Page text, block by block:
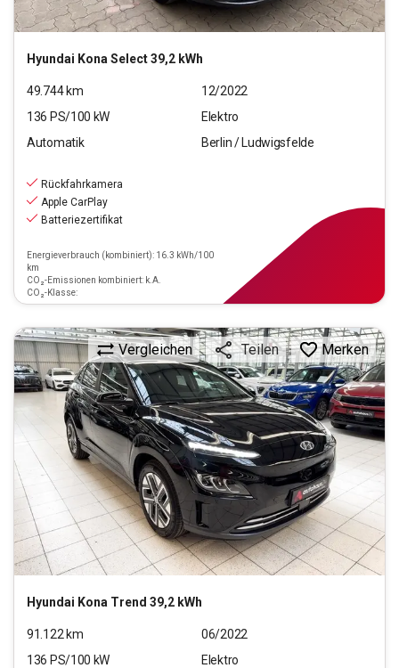
Hyundai Kona Select 39,2 kWh
49.744km
12/2022
136 PS/100 kW
Elektro
Automatik
Berlin / Ludwigsfelde
Rückfahrkamera
Apple CarPlay
Batteriezertifikat
Energieverbrauch (kombiniert): 16.3 kWh/100
km
CO₂-Emissionen kombiniert: k.A.
CO₂-Klasse:
Hyundai Kona Trend 39,2 kWh
Vergleichen Teilen Merken
91.122 km
06/2022
136 PS/100 kW Elektro